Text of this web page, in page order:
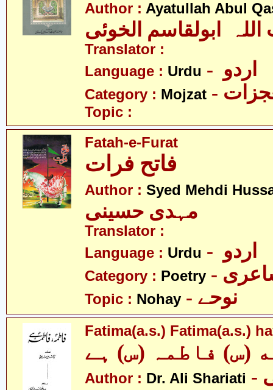
Author : Ayatullah Abul
اللہ ابولقاسم الخوئی
Translator :
Language : Urdu
Category : Mojzat
Topic :
Fatah-e-Furat
Author : Syed Mehdi
مہدی حسینی
Translator :
Language : Urdu
Category : Poetry
Topic : Nohay
Fatima(a.s.) Fatima(a.s.)
(س) فاطمہ (س) ہے
Author : Dr. Ali Shariati - ڈاکٹر علی